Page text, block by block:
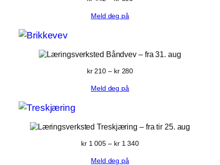
Meld deg på
Båndvev – fra 31. aug
kr210 – kr280Prisområde:
Meld deg på
Treskjæring – fra tir 25. aug
kr1 005 – kr1 340Prisområde:
Meld deg på